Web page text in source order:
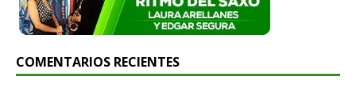
COMENTARIOS RECIENTES